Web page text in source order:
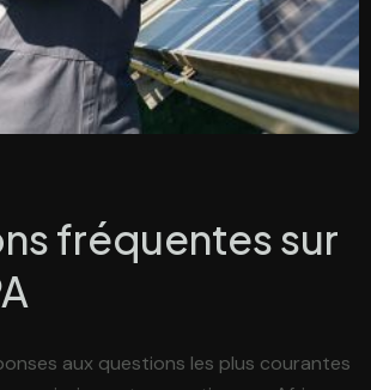
fréquentes sur
aux questions les plus courantes